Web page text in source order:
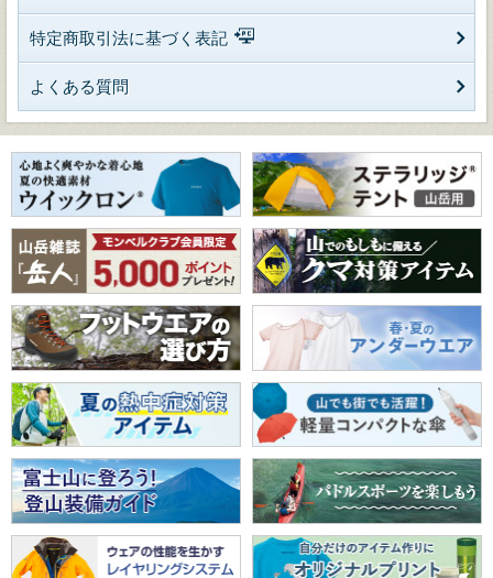
特定商取引法に基づく表記
よくある質問